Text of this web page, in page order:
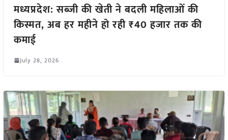
मध्यप्रदेश: सब्जी की खेती ने बदली महिलाओं की
किस्मत, अब हर महीने हो रही ₹40 हजार तक की
कमाई
July 28, 2026